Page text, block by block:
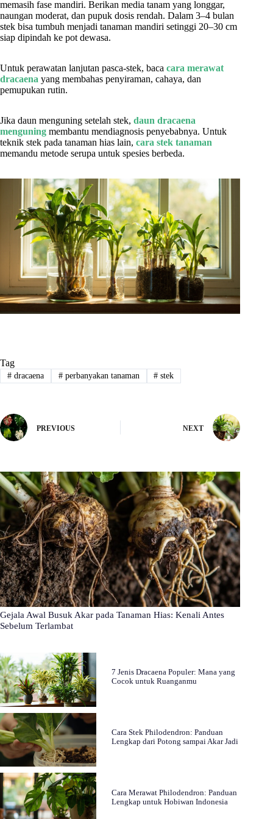
memasih fase mandiri. Berikan media tanam yang longgar,
naungan moderat, dan pupuk dosis rendah. Dalam 3–4 bulan
stek bisa tumbuh menjadi tanaman mandiri setinggi 20–30 cm
siap dipindah ke pot dewasa.
Untuk perawatan lanjutan pasca-stek, baca cara merawat
dracaena yang membahas penyiraman, cahaya, dan
pemupukan rutin.
Jika daun menguning setelah stek, daun dracaena
menguning membantu mendiagnosis penyebabnya. Untuk
teknik stek pada tanaman hias lain, cara stek tanaman
memandu metode serupa untuk spesies berbeda.
Tag
#dracaena #perbanyakan tanaman # stek
PREVIOUS NEXT
Gejala Awal Busuk Akar pada Tanaman Hias: Kenali Antes
Sebelum Terlambat
7 Jenis Dracaena Populer: Mana yang
Cocok untuk Ruanganmu
Cara Stek Philodendron: Panduan
Lengkap dari Potong sampai Akar Jadi
Cara Merawat Philodendron: Panduan
Lengkap untuk Hobiwan Indonesia